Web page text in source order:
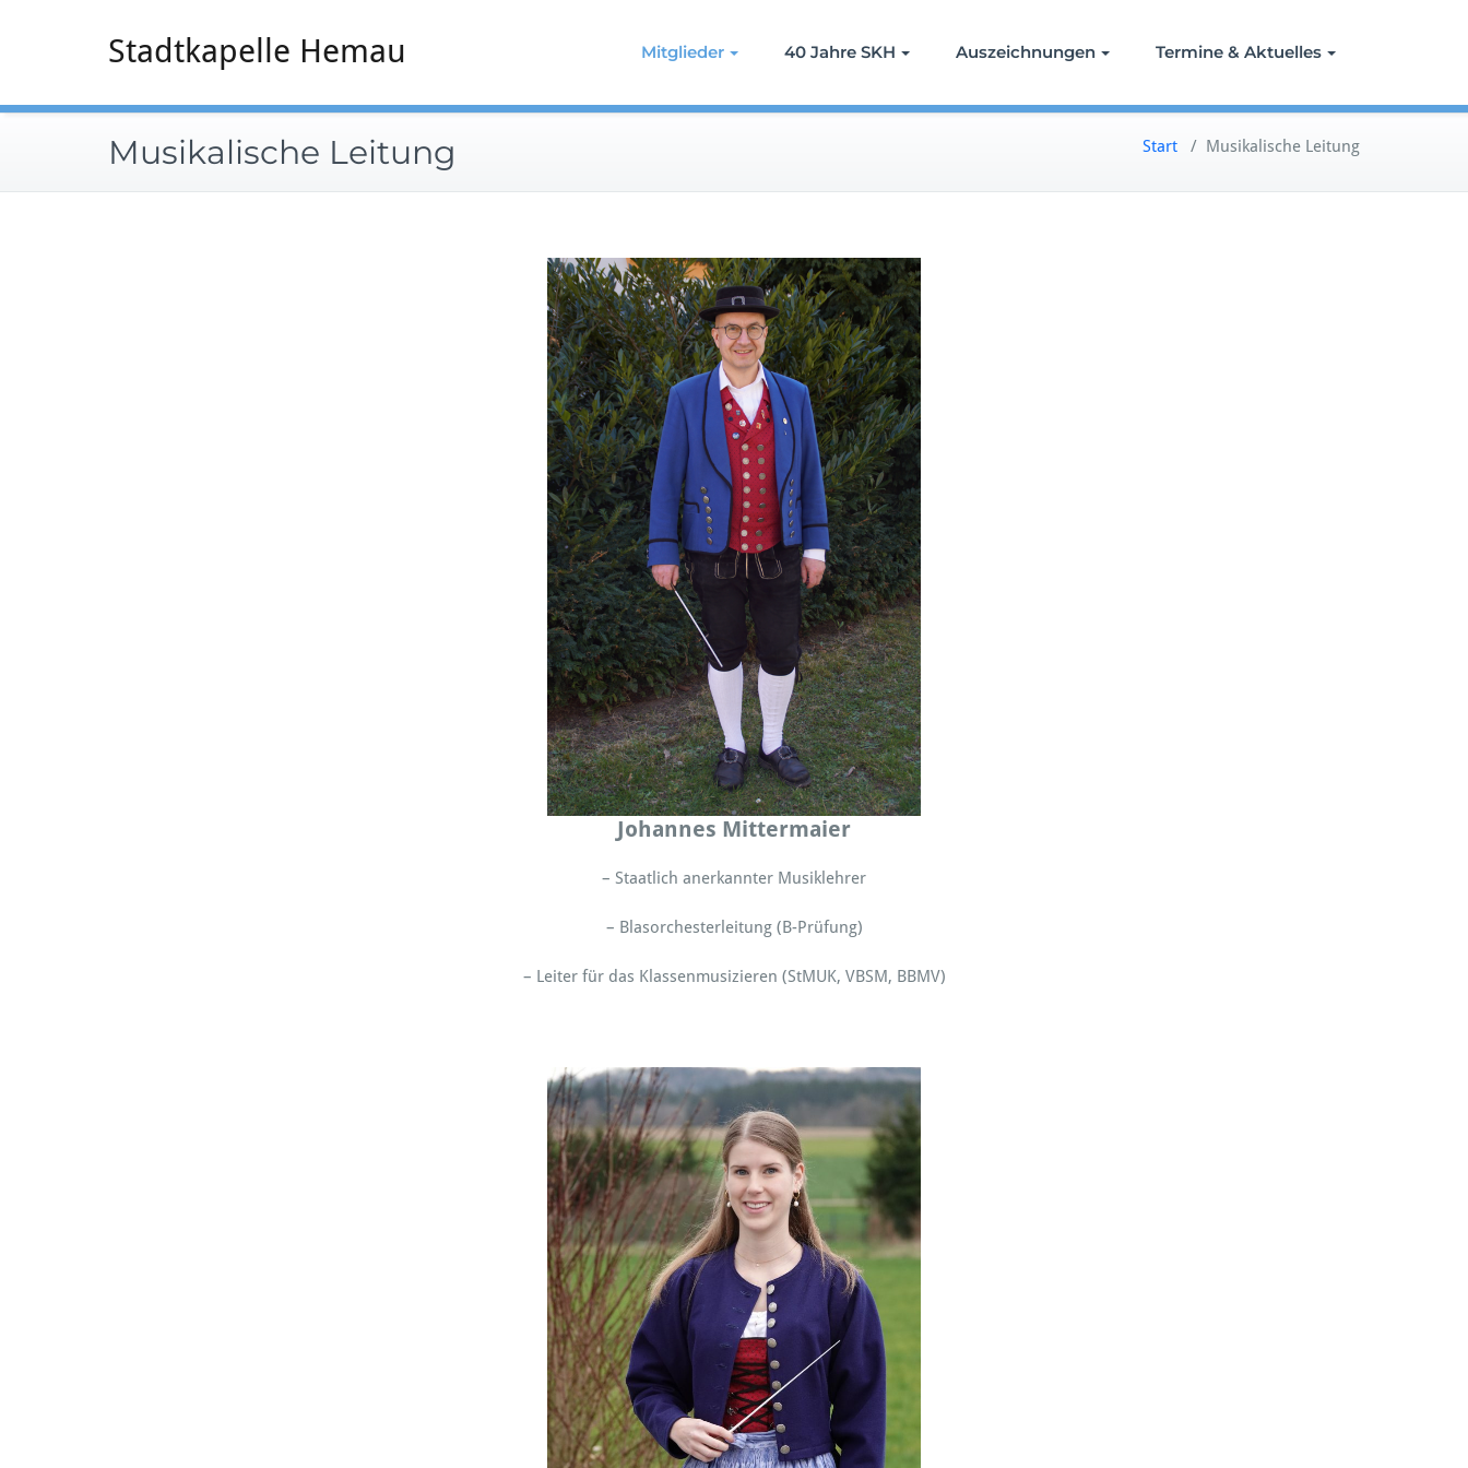
Stadtkapelle Hemau Mitglieder 40 Jahre SKH Auszeichnungen Termine & Aktuelles
Musikalische Leitung Start / Musikalische Leitung
Johannes Mittermaier
– Staatlich anerkannter Musiklehrer
– Blasorchesterleitung (B-Prüfung)
– Leiter für das Klassenmusizieren (StMUK, VBSM, BBMV)